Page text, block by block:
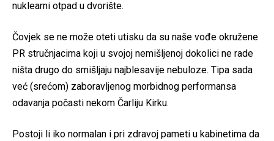
nuklearni otpad u dvorište.
Čovjek se ne može oteti utisku da su naše vođe okružene
PR stručnjacima koji u svojoj nemišljenoj dokolici ne rade
ništa drugo do smišljaju najblesavije nebuloze. Tipa sada
već (srećom) zaboravljenog morbidnog performansa
odavanja počasti nekom Čarliju Kirku.
Postoji li iko normalan i pri zdravoj pameti u kabinetima da